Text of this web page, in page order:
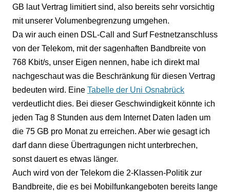
GB laut Vertrag limitiert sind, also bereits sehr vorsichtig
mit unserer Volumenbegrenzung umgehen.
Da wir auch einen DSL-Call and Surf Festnetzanschluss
von der Telekom, mit der sagenhaften Bandbreite von
768 Kbit/s, unser Eigen nennen, habe ich direkt mal
nachgeschaut was die Beschränkung für diesen Vertrag
bedeuten wird. Eine Tabelle der Uni Osnabrück
verdeutlicht dies. Bei dieser Geschwindigkeit könnte ich
jeden Tag 8 Stunden aus dem Internet Daten laden um
die 75 GB pro Monat zu erreichen. Aber wie gesagt ich
darf dann diese Übertragungen nicht unterbrechen,
sonst dauert es etwas länger.
Auch wird von der Telekom die 2-Klassen-Politik zur
Bandbreite, die es bei Mobilfunkangeboten bereits lange